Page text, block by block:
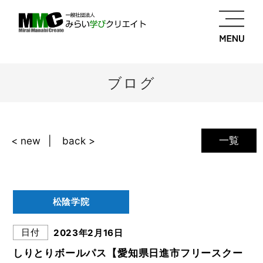
ブログ
一覧
< new back >
松陰学院
日付 2023年2月16日
しりとりボールパス【愛知県日進市フリースクー